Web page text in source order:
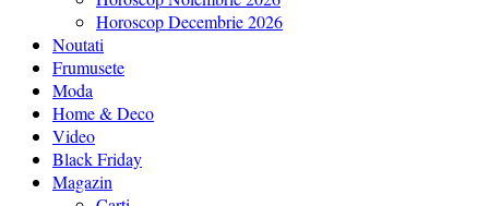
Horoscop Decembrie 2026
Noutati
Frumusete
Moda
Home & Deco
Video
Black Friday
Magazin